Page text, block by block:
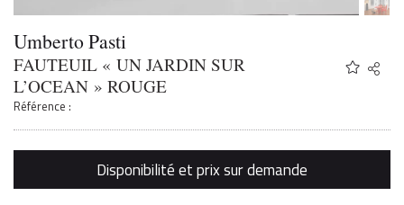
Umberto Pasti
FAUTEUIL « UN JARDIN SUR
L’OCEAN » ROUGE
Référence :
Share
Twitter
Disponibilité et prix sur demande